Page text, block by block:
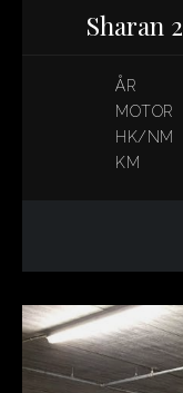
Sharan
ÅR
MOTOR
HK/NM
KM